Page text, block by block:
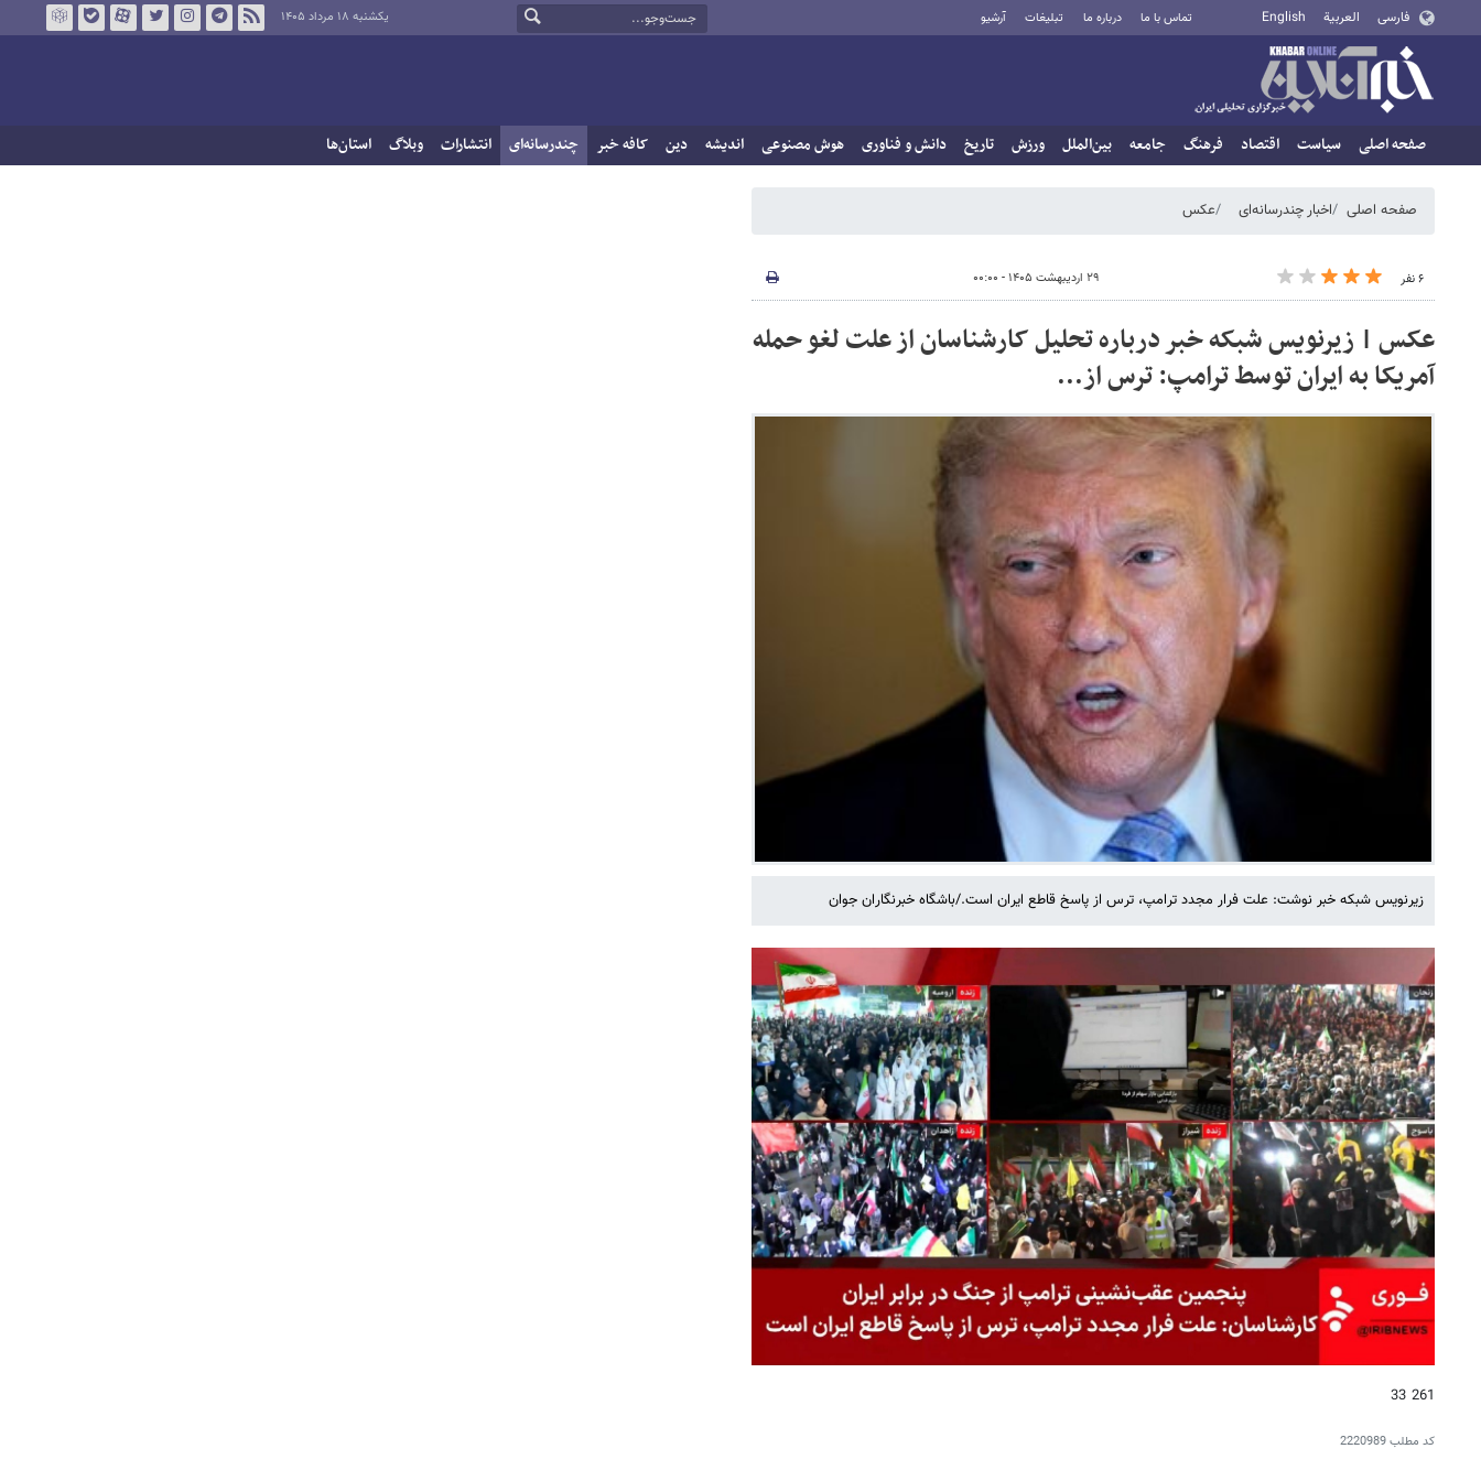
فارسی العربية English تماس با ما درباره ما تبلیغات آرشیو یکشنبه ۱۸ مرداد ۱۴۰۵
صفحه اصلی سیاست اقتصاد فرهنگ جامعه بین‌الملل ورزش تاریخ دانش و فناوری هوش مصنوعی اندیشه دین کافه خبر چندرسانه‌ای انتشارات وبلاگ استان‌ها
صفحه اصلی اخبار چندرسانه‌ای عکس
۶ نفر ۲۹ اردیبهشت ۱۴۰۵ - ۰۰:۰۰
عکس | زیرنویس شبکه خبر درباره تحلیل کارشناسان از علت لغو حمله
آمریکا به ایران توسط ترامپ: ترس از...
زیرنویس شبکه خبر نوشت: علت فرار مجدد ترامپ، ترس از پاسخ قاطع ایران است./باشگاه خبرنگاران جوان
261 33
کد مطلب2220989